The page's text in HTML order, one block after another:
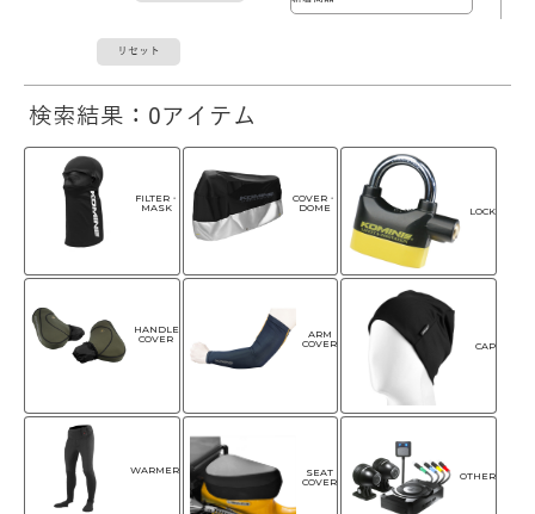
リセット
検索結果：0アイテム
FILTER・
MASK
COVER・
DOME
LOCK
HANDLE
COVER
ARM
COVER
CAP
WARMER
SEAT
COVER
OTHER